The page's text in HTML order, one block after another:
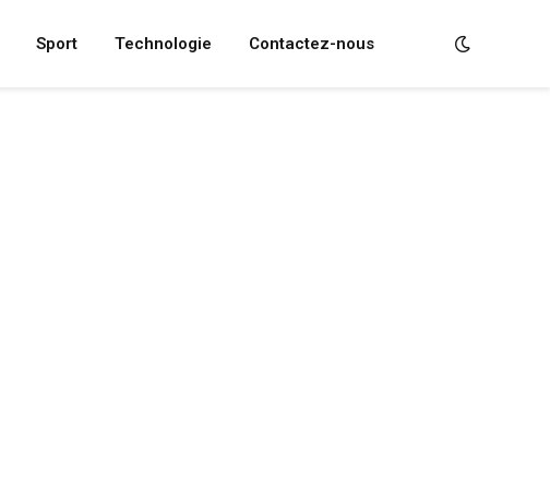
Sport Technologie Contactez-nous